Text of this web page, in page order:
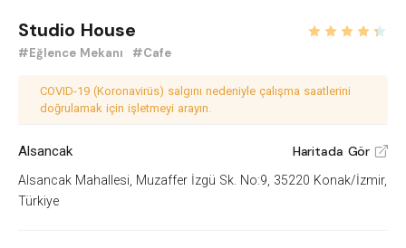
Studio House
#Eğlence Mekanı #Cafe
COVID-19 (Koronavirüs) salgını nedeniyle çalışma saatlerini
doğrulamak için işletmeyi arayın.
Alsancak Haritada Gör V
Alsancak Mahallesi, Muzaffer İzgü Sk. No:9, 35220 Konak/İzmir,
Türkiye